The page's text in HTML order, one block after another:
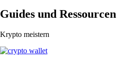
Guides und Ressourcen
Krypto meistern